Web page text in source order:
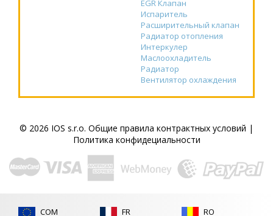
EGR Клапан
Испаритель
Расширительный клапан
Радиатор отопления
Интеркулер
Маслоохладитель
Радиатор
Вентилятор охлаждения
© 2026 IOS s.r.o. Общие правила контрактных условий |
Политика конфидециальности
COM FR RO